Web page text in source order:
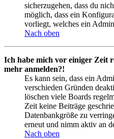
sicherzugehen, dass du
möglich, dass ein
vorliegt, welches ein
Nach oben
Ich habe mich vor einiger Zeit
mehr anmelden?!
Es kann sein, dass ein
verschieden Gründen
löschen viele Boards
Zeit keine Beiträge
Datenbankgröße zu
erneut und nimm aktiv an
Nach oben